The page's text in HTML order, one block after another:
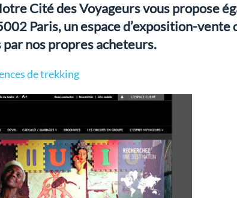
Cité des Voyageurs vous propose
Paris, un espace d’exposition-vente
nos propres acheteurs.
de trekking